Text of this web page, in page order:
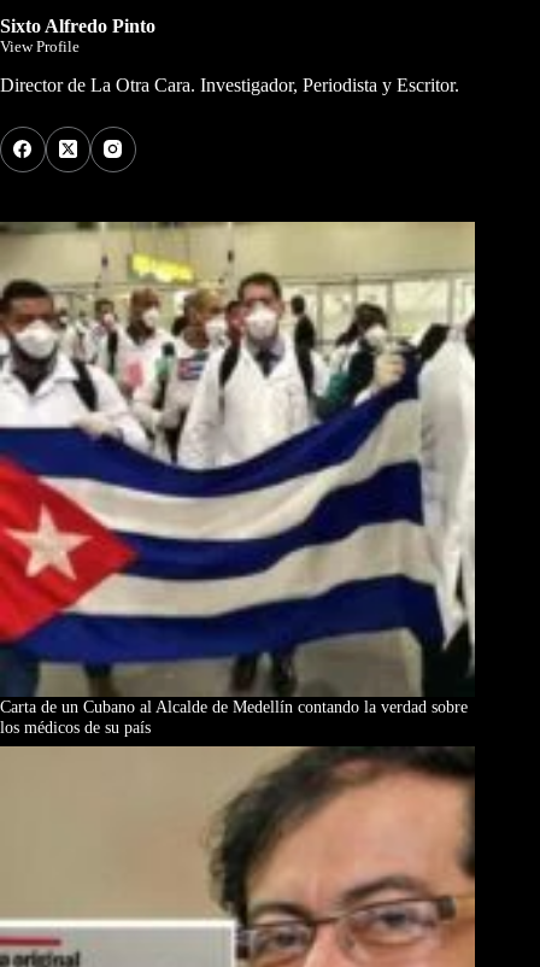
Sixto Alfredo Pinto
View Profile
Director de La Otra Cara. Investigador, Periodista y Escritor.
Carta de un Cubano al Alcalde de Medellín contando la verdad sobre
los médicos de su país